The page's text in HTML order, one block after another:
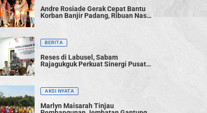
Andre Rosiade Gerak Cepat Bantu
Korban Banjir Padang, Ribuan Nasi
BERITA
Reses di Labusel, Sabam
Rajagukguk Perkuat Sinergi Pusat-
AKSI NYATA
Marlyn Maisarah Tinjau